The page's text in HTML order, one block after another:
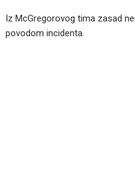
Iz McGregorovog tima zasad
povodom incidenta.